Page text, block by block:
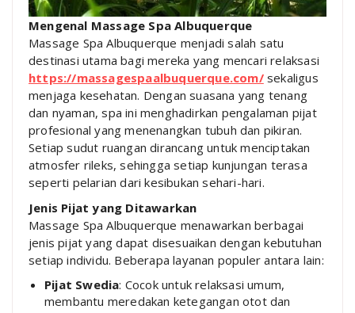
Mengenal Massage Spa Albuquerque
Massage Spa Albuquerque menjadi salah satu
destinasi utama bagi mereka yang mencari relaksasi
https://massagespaalbuquerque.com/sekaligus
menjaga kesehatan. Dengan suasana yang tenang
dan nyaman, spa ini menghadirkan pengalaman pijat
profesional yang menenangkan tubuh dan pikiran.
Setiap sudut ruangan dirancang untuk menciptakan
atmosfer rileks, sehingga setiap kunjungan terasa
seperti pelarian dari kesibukan sehari-hari.
Jenis Pijat yang Ditawarkan
Massage Spa Albuquerque menawarkan berbagai
jenis pijat yang dapat disesuaikan dengan kebutuhan
setiap individu. Beberapa layanan populer antara lain:
Pijat Swedia: Cocok untuk relaksasi umum,
membantu meredakan ketegangan otot dan